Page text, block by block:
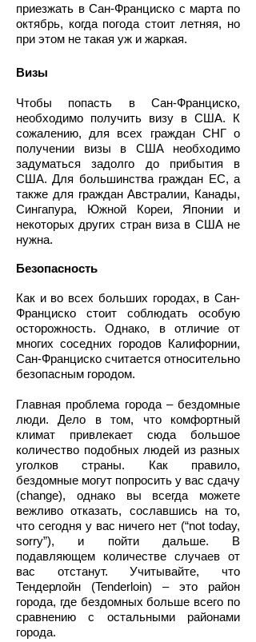
приезжать в Сан-Франциско с марта по
октябрь, когда погода стоит летняя, но
при этом не такая уж и жаркая.
Визы
Чтобы попасть в Сан-Франциско,
необходимо получить визу в США. К
сожалению, для всех граждан СНГ о
получении визы в США необходимо
задуматься задолго до прибытия в
США. Для большинства граждан ЕС, а
также для граждан Австралии, Канады,
Сингапура, Южной Кореи, Японии и
некоторых других стран виза в США не
нужна.
Безопасность
Как и во всех больших городах, в Сан-
Франциско стоит соблюдать особую
осторожность. Однако, в отличие от
многих соседних городов Калифорнии,
Сан-Франциско считается относительно
безопасным городом.
Главная проблема города – бездомные
люди. Дело в том, что комфортный
климат привлекает сюда большое
количество подобных людей из разных
уголков страны. Как правило,
бездомные могут попросить у вас сдачу
(change), однако вы всегда можете
вежливо отказать, сославшись на то,
что сегодня у вас ничего нет (“not today,
sorry”), и пойти дальше. В
подавляющем количестве случаев от
вас отстанут. Учитывайте, что
Тендерлойн (Tenderloin) – это район
города, где бездомных больше всего по
сравнению с остальными районами
города.